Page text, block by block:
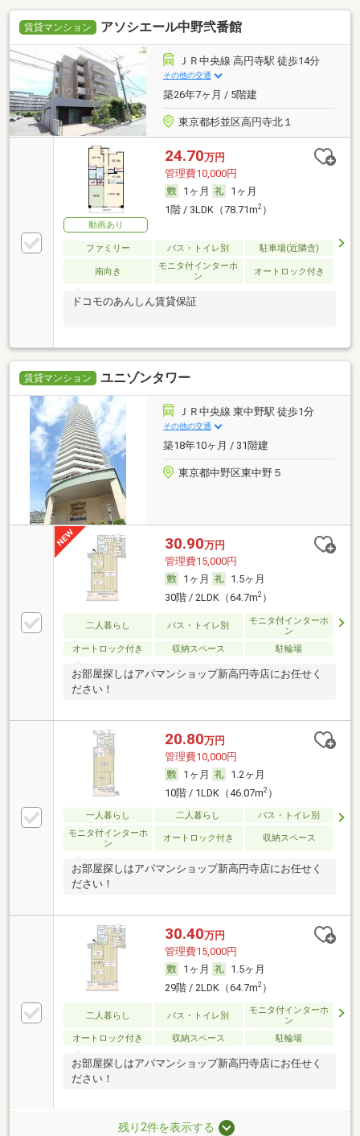
賃貸マンション アソシエール中野弐番館
ＪＲ中央線 高円寺駅 徒歩14分
その他の交通
築26年7ヶ月 / 5階建
東京都杉並区高円寺北１
動画あり
24.70万円
管理費10,000円
1ヶ月
1ヶ月
1階 / 3LDK（78.71m2）
ファミリー バス・トイレ別 駐車場(近隣含)
南向き
モニタ付インターホ
ン
オートロック付き
ドコモのあんしん賃貸保証
賃貸マンション ユニゾンタワー
ＪＲ中央線 東中野駅 徒歩1分
その他の交通
築18年10ヶ月 / 31階建
東京都中野区東中野５
30.90万円
管理費15,000円
1ヶ月
1.5ヶ月
30階 / 2LDK（64.7m2）
二人暮らし バス・トイレ別
モニタ付インターホ
ン
オートロック付き
収納スペース 駐輪場
お部屋探しはアパマンショップ新高円寺店にお任せく
ださい！
20.80万円
管理費10,000円
1ヶ月
1.2ヶ月
10階 / 1LDK（46.07m2）
一人暮らし 二人暮らし
バス・トイレ別
モニタ付インターホ
ン
オートロック付き 収納スペース
お部屋探しはアパマンショップ新高円寺店にお任せく
ださい！
30.40万円
管理費15,000円
1ヶ月
1.5ヶ月
29階 / 2LDK（64.7m2）
二人暮らし バス・トイレ別
モニタ付インターホ
ン
オートロック付き
収納スペース 駐輪場
お部屋探しはアパマンショップ新高円寺店にお任せく
ださい！
残り2件を表示する